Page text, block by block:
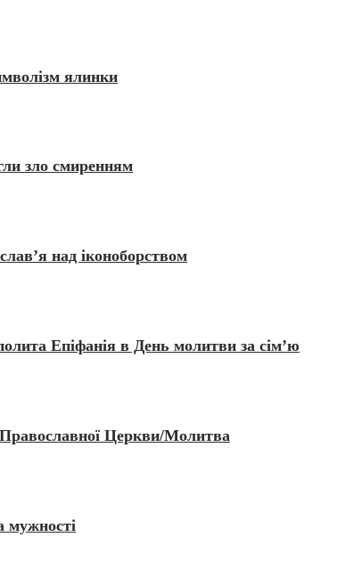
ялинки
зло смиренням
над іконоборством
Епіфанія в День молитви за сім’ю
Православної Церкви/Молитва
мужності